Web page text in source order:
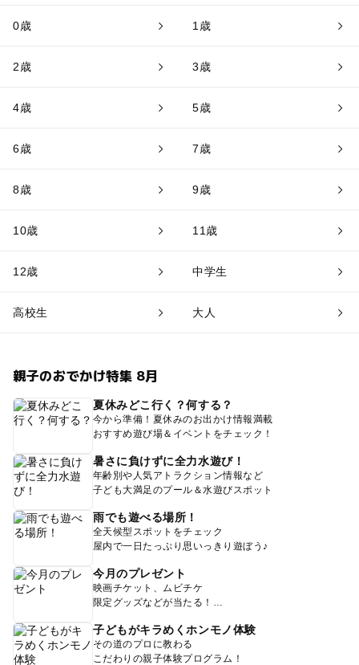
0歳 1歳
2歳 3歳
4歳 5歳
6歳 7歳
8歳 9歳
10歳 11歳
12歳 中学生
高校生 大人
親子のおでかけ特集 8月
夏休みどこ行く？何する？
今から準備！夏休みのお出かけ情報満載
おすすめ遊び場＆イベントをチェック！
暑さに負けずに全力水遊び！
年齢別や人気アトラクション情報など
子ども大満足のプール＆水遊びスポット
雨でも遊べる場所！
全天候型スポットをチェック
屋内で一日たっぷり思いっきり遊ぼう♪
今月のプレゼント
映画チケット、ムビチケ
限定グッズなどが当たる！
子どもがキラめくホンモノ体験
その道のプロに教わる
こだわりの親子体験プログラム！